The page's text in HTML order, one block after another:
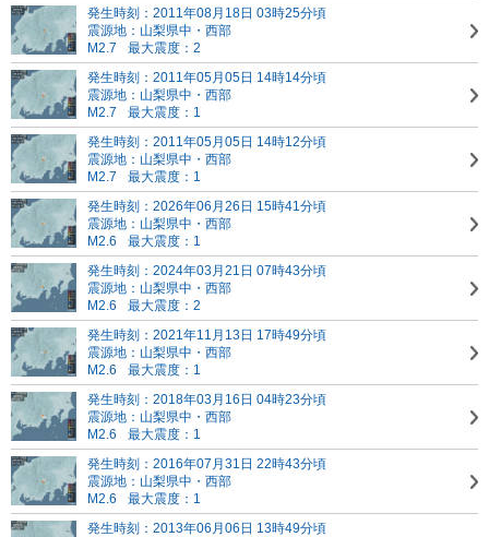
発生時刻：2011年08月18日 03時25分頃
震源地：山梨県中・西部
M2.7
最大震度：2
発生時刻：2011年05月05日 14時14分頃
震源地：山梨県中・西部
M2.7
最大震度：1
発生時刻：2011年05月05日 14時12分頃
震源地：山梨県中・西部
M2.7
最大震度：1
発生時刻：2026年06月26日 15時41分頃
震源地：山梨県中・西部
M2.6
最大震度：1
発生時刻：2024年03月21日 07時43分頃
震源地：山梨県中・西部
M2.6
最大震度：2
発生時刻：2021年11月13日 17時49分頃
震源地：山梨県中・西部
M2.6
最大震度：1
発生時刻：2018年03月16日 04時23分頃
震源地：山梨県中・西部
M2.6
最大震度：1
発生時刻：2016年07月31日 22時43分頃
震源地：山梨県中・西部
M2.6
最大震度：1
発生時刻：2013年06月06日 13時49分頃